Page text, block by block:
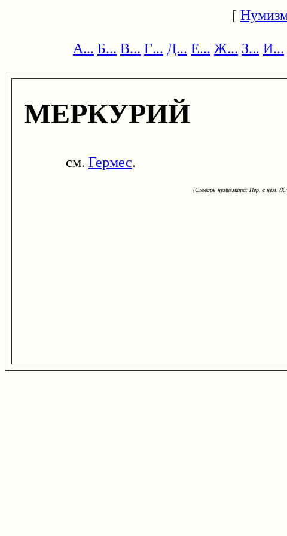
[
А... Б... В... Г... Д... Е... Ж... З... И...
МЕРКУРИЙ
см. Гермес.
(Словарь нумизмата: Пер. с нем. /